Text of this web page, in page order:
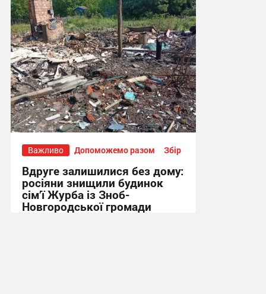
Важливо Допоможемо разом Збір
Вдруге залишилися без дому:
росіяни знищили будинок
сім’ї Журба із Зноб-
Новгородської громади